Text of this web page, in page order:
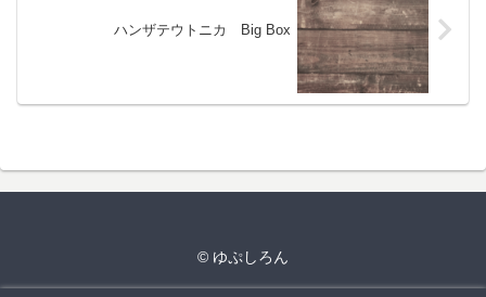
ハンザテウトニカ Big Box
© ゆぷしろん